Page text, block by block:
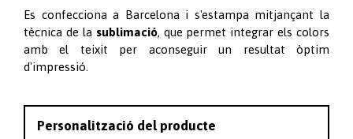
Es confecciona a Barcelona i s'estampa mitjançant la
tècnica de la sublimació, que permet integrar els colors
amb el teixit per aconseguir un resultat òptim
d'impressió.
Personalització del producte